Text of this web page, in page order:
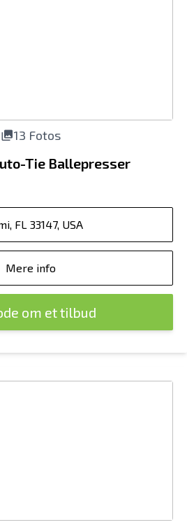
13 Fotos
Tie Ballepresser
FL 33147, USA
Mere info
om et tilbud